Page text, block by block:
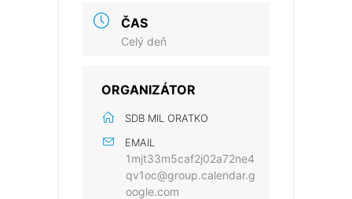
ČAS
Celý deň
ORGANIZÁTOR
SDB MIL ORATKO
EMAIL
1mjt33m5caf2j02a72ne4
qv1oc@group.calendar.g
oogle.com